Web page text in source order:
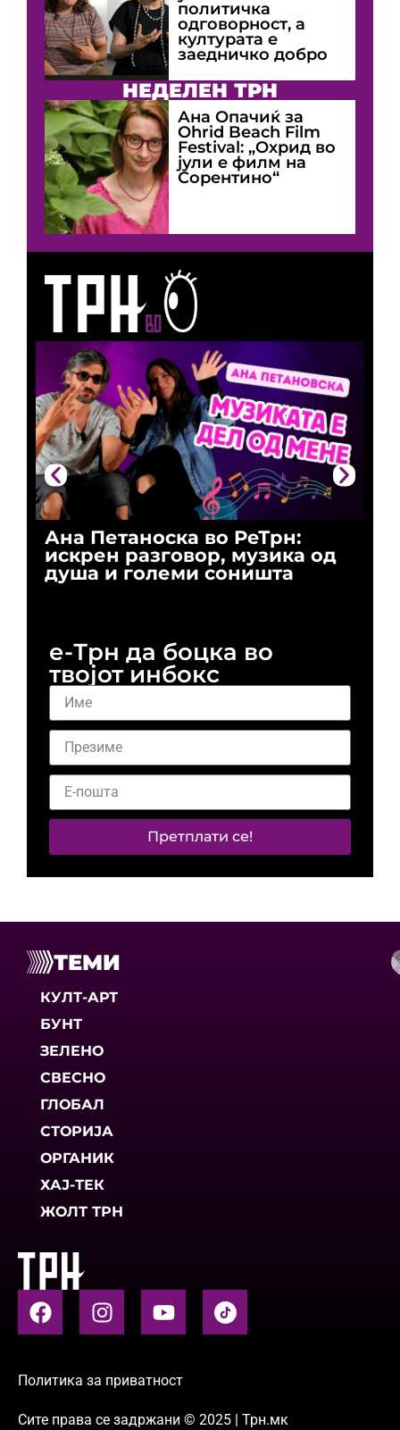
Ана Петаноска во РеТрн:
искрен разговор, музика од
душа и големи соништа
политичка
одговорност, а
културата е
заедничко добро
НЕДЕЛЕН ТРН
Ана Опачиќ за
Оhrid Beach Film
Festival: „Охрид во
јули е филм на
Сорентино“
е-Трн да боцка во
твојот инбокс
Претплати се!
ТЕМИ
КУЛТ-АРТ
БУНТ
ЗЕЛЕНО
СВЕСНО
ГЛОБАЛ
СТОРИЈА
ОРГАНИК
ХАЈ-ТЕК
ЖОЛТ ТРН
Политика за приватност
Сите права се задржани © 2025 | Трн.мк